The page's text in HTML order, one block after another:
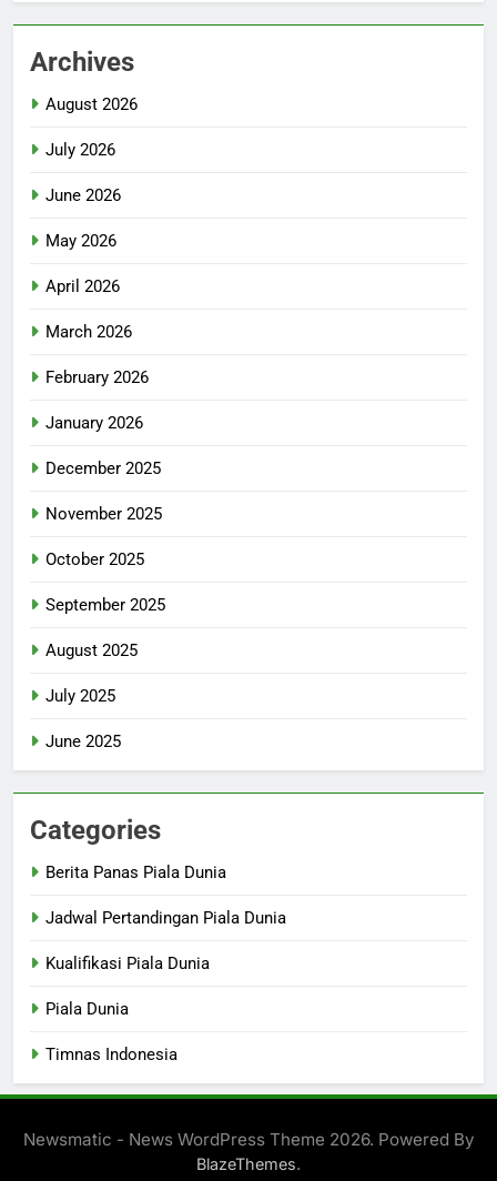
Archives
August 2026
July 2026
June 2026
May 2026
April 2026
March 2026
February 2026
January 2026
December 2025
November 2025
October 2025
September 2025
August 2025
July 2025
June 2025
Categories
Berita Panas Piala Dunia
Jadwal Pertandingan Piala Dunia
Kualifikasi Piala Dunia
Piala Dunia
Timnas Indonesia
Newsmatic - News WordPress Theme 2026. Powered By
BlazeThemes.